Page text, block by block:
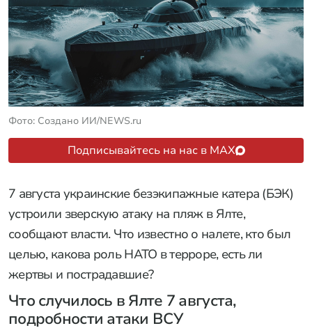
Фото: Создано ИИ/NEWS.ru
Подписывайтесь на нас в MAX
7 августа украинские безэкипажные катера (БЭК)
устроили зверскую атаку на пляж в Ялте,
сообщают власти. Что известно о налете, кто был
целью, какова роль НАТО в терроре, есть ли
жертвы и пострадавшие?
Что случилось в Ялте 7 августа,
подробности атаки ВСУ